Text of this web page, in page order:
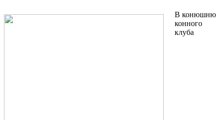
В конюшню
конного
клуба